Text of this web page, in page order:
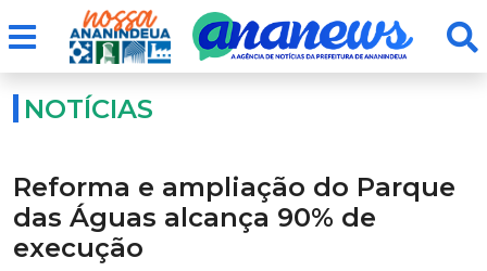
NOTÍCIAS
Reforma e ampliação do Parque
das Águas alcança 90% de
execução